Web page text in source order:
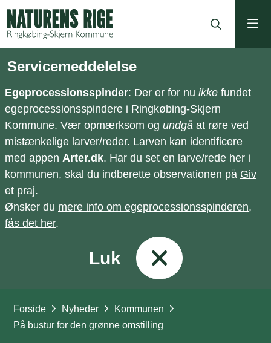
Servicemeddelelse
Egeprocessionsspinder: Der er for nu ikke fundet
egeprocessionsspindere i Ringkøbing-Skjern
Kommune. Vær opmærksom og undgå at røre ved
mistænkelige larver/reder. Larven kan identificere
med appen Arter.dk. Har du set en larve/rede her i
kommunen, skal du indberette observationen på Giv
et praj.
Ønsker du mere info om egeprocessionsspinderen,
fås det her.
Luk
Forside Nyheder
Kommunen
På bustur for den grønne omstilling